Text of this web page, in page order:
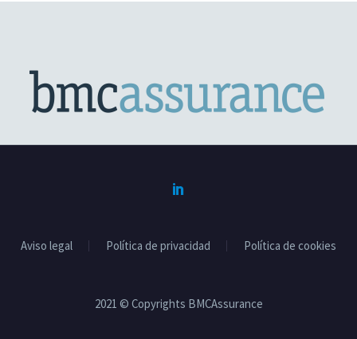
Aviso legal Política de privacidad Política de cookies
2021 © Copyrights BMCAssurance